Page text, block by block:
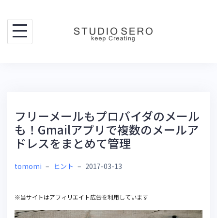
content
フリーメールもプロバイダのメール
も！Gmailアプリで複数のメールア
ドレスをまとめて管理
tomomi – ヒント – 2017-03-13
※当サイトはアフィリエイト広告を利用しています